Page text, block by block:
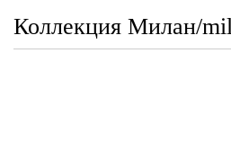
Коллекция Милан/